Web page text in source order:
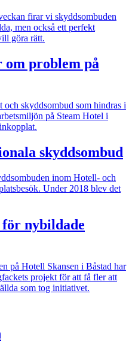
firar vi skyddsombuden
men också ett perfekt
göra rätt.
om problem på
och skyddsombud som hindras i
på Steam Hotel i
skyddsombud
inom Hotell- och
Under 2018 blev det
nybildade
på Hotell Skansen i Båstad har
projekt för att få fler att
som tog initiativet.